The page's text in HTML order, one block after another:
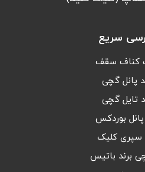
سریع
کناف سقف
پانل گچی
تایل گچی
بوردکس
سپری کلیک
برند باتیس